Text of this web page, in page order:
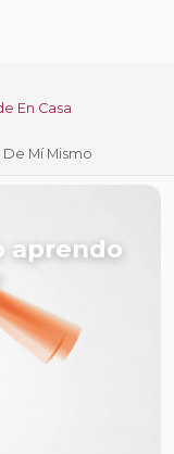
En Casa
Mí Mismo
aprendo